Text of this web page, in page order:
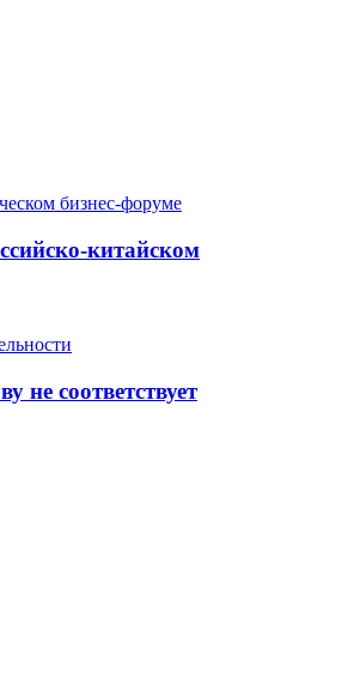
китайском
соответствует